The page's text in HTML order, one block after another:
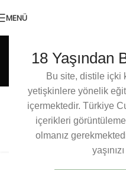
18 Yaşından
Bu site, distile içki
yetişkinlere yönelik
içermektedir. Türkiye
içerikleri
olmanız
MENÜ
Etiket
Johnnie Walker